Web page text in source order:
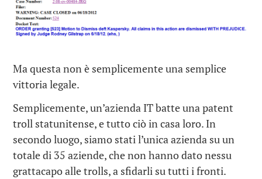
Ma questa non è semplicemente una semplice
vittoria legale.
Semplicemente, un’azienda IT batte una patent
troll statunitense, e tutto ciò in casa loro. In
secondo luogo, siamo stati l’unica azienda su un
totale di 35 aziende, che non hanno dato nessu
grattacapo alle trolls, a sfidarli su tutti i fronti.